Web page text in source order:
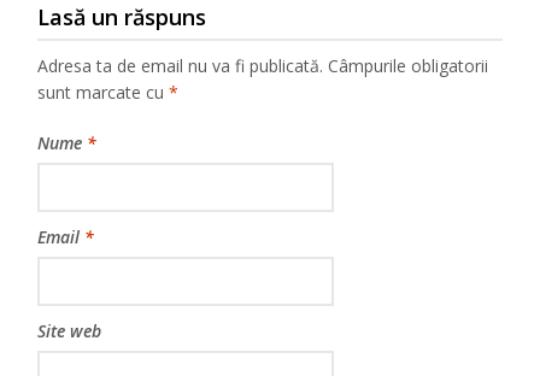
Lasă un răspuns
Adresa ta de email nu va fi publicată. Câmpurile obligatorii
sunt marcate cu*
Nume *
Email *
Site web